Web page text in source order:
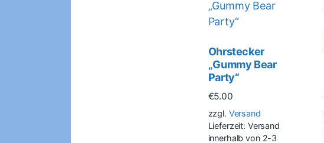
Ohrstecker
„Gummy Bear
Party“
€5.00
zzgl. Versand
Lieferzeit: Versand
innerhalb von 2-3